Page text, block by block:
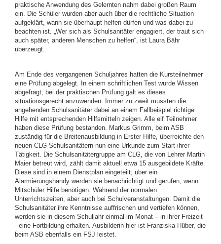
praktische Anwendung des Gelernten nahm dabei großen Raum
ein. Die Schüler wurden aber auch über die rechtliche Situation
aufgeklärt, wann sie überhaupt helfen dürfen und was dabei zu
beachten ist. „Wer sich als Schulsanitäter engagiert, der traut sich
auch später, anderen Menschen zu helfen“, ist Laura Bähr
überzeugt.
Am Ende des vergangenen Schuljahres hatten die Kursteilnehmer
eine Prüfung abgelegt. In einem schriftlichen Test wurde Wissen
abgefragt; bei der praktischen Prüfung galt es dieses
situationsgerecht anzuwenden. Immer zu zweit mussten die
angehenden Schulsanitäter dabei an einem Fallbeispiel richtige
Hilfe mit entsprechenden Hilfsmitteln zeigen. Alle elf Teilnehmer
haben diese Prüfung bestanden. Markus Grimm, beim ASB
zuständig für die Breitenausbildung in Erster Hilfe, überreichte den
neuen CLG-Schulsanitätern nun eine Urkunde zum Start ihrer
Tätigkeit. Die Schulsanitätergruppe am CLG, die von Lehrer Martin
Maier betreut wird, zählt damit aktuell etwa 15 ausgebildete Kräfte.
Diese sind in einem Dienstplan eingeteilt; über ein
Alarmierungshandy werden sie benachrichtigt und gerufen, wenn
Mitschüler Hilfe benötigen. Während der normalen
Unterrichtszeiten, aber auch bei Schulveranstaltungen. Damit die
Schulsanitäter ihre Kenntnisse auffrischen und vertiefen können,
werden sie in diesem Schuljahr einmal im Monat – in ihrer Freizeit
- eine Fortbildung erhalten. Ausbilderin hier ist Franziska Hüber, die
beim ASB ebenfalls ein FSJ leistet.